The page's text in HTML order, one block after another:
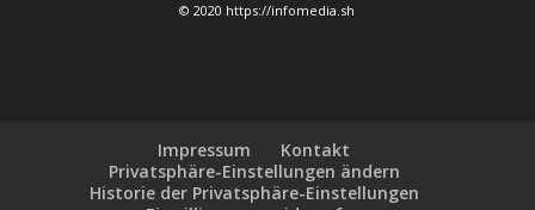
© 2020 https://infomedia.sh
Impressum
Kontakt
Privatsphäre-Einstellungen ändern
Historie der Privatsphäre-Einstellungen